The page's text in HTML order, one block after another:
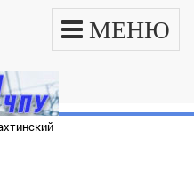
МЕНЮ